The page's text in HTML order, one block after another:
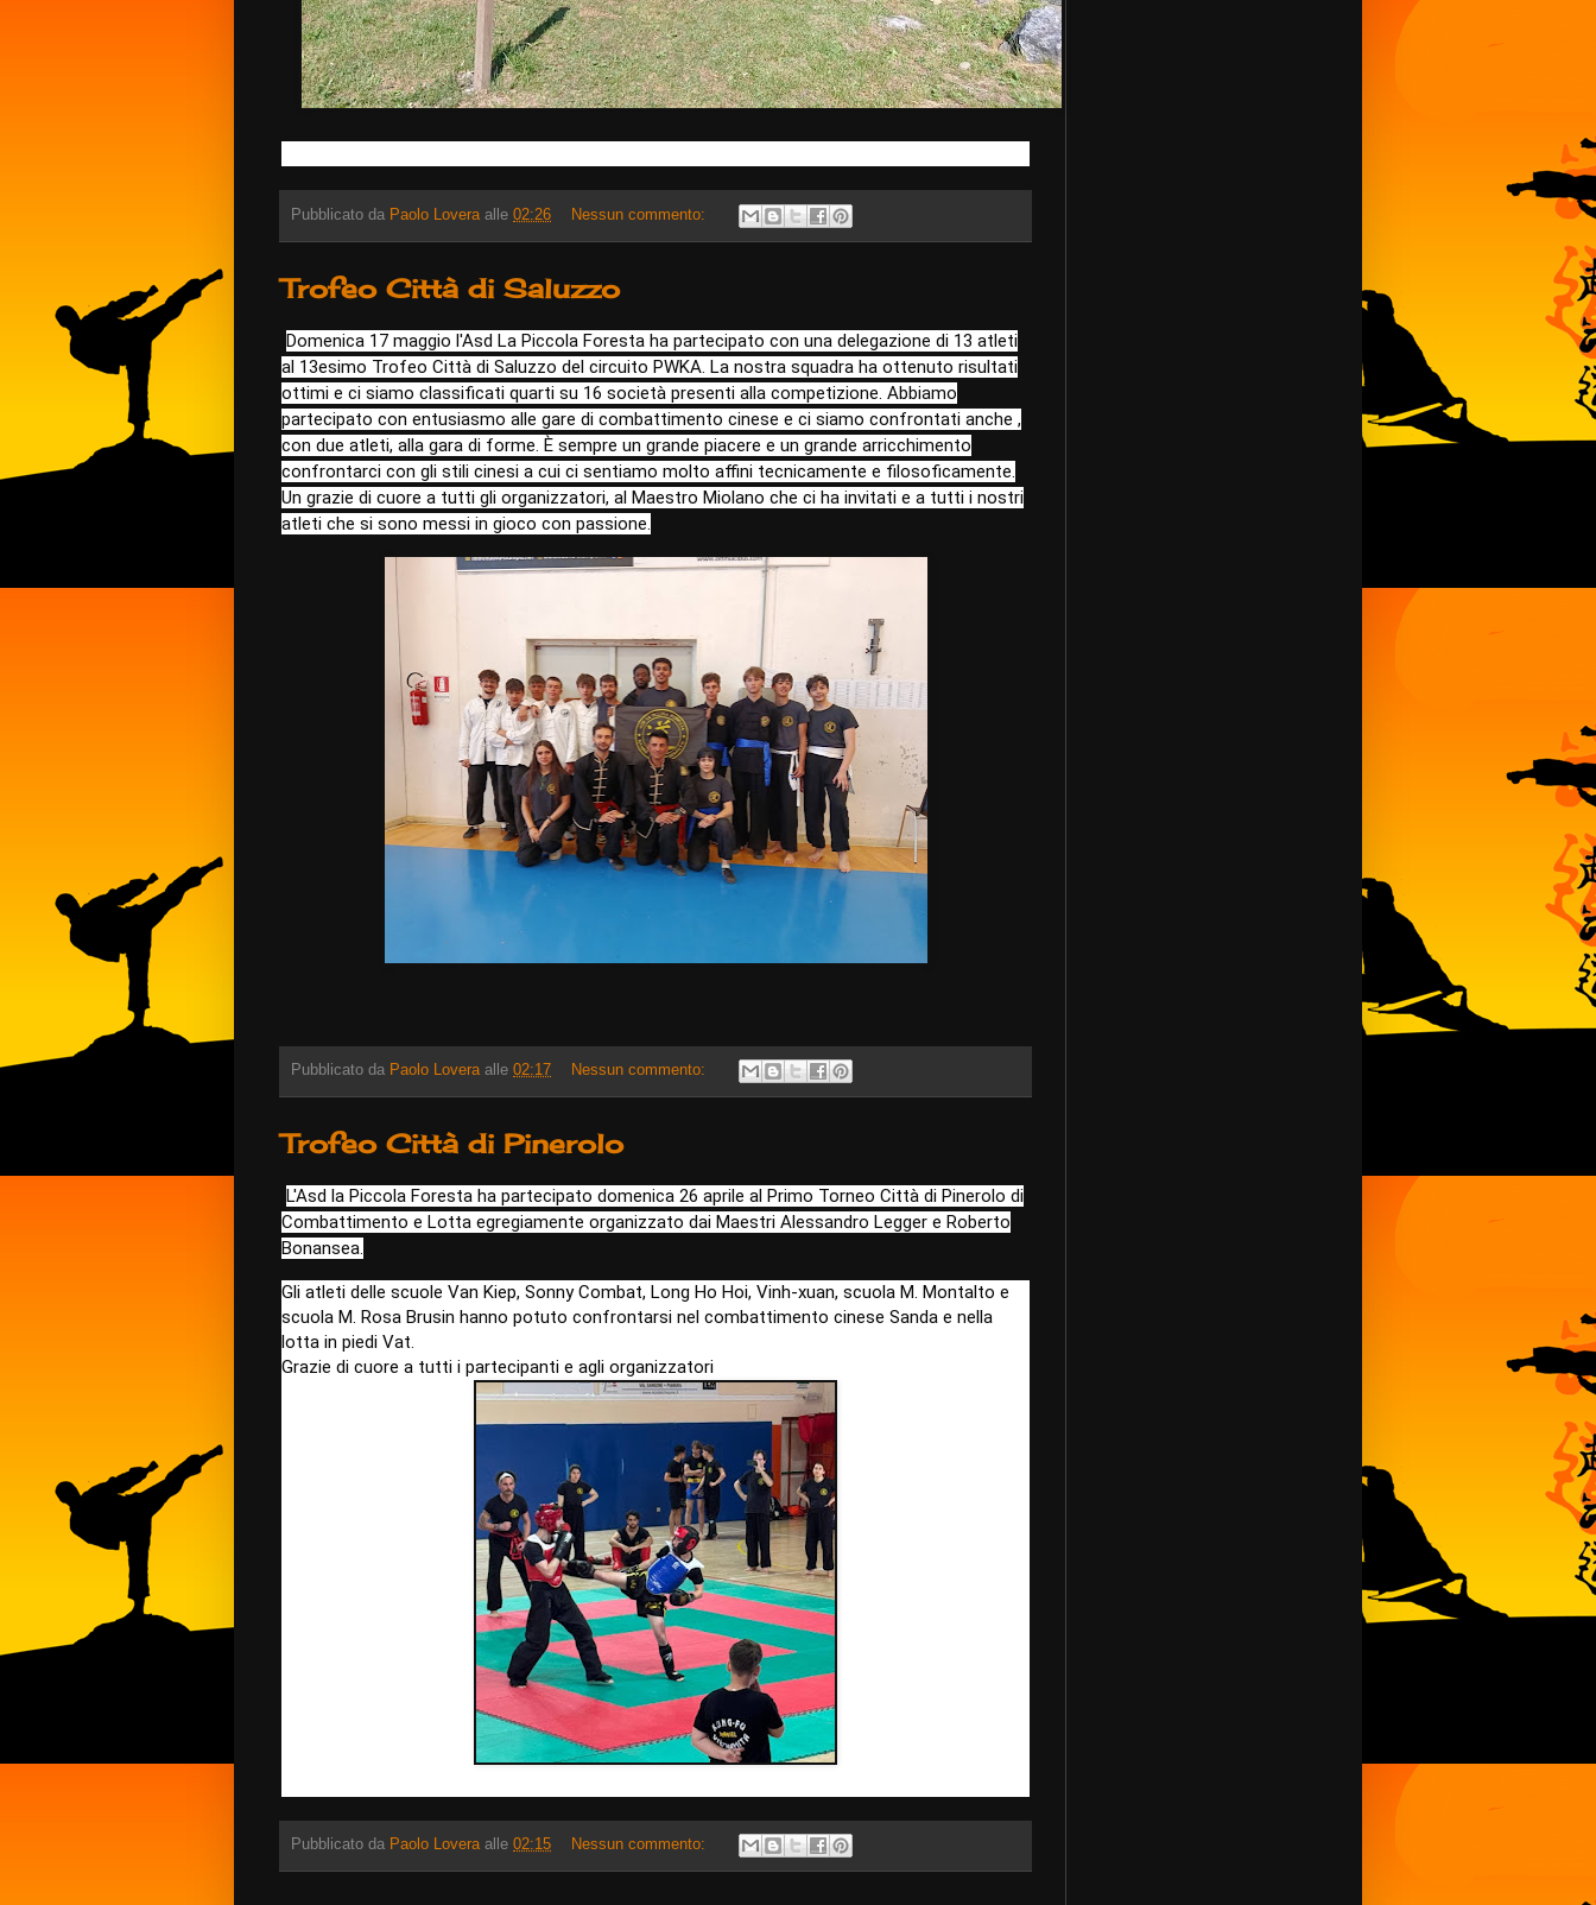
Pubblicato da Paolo Lovera alle 02:26 Nessun commento:
Trofeo Città di Saluzzo
Domenica 17 maggio l'Asd La Piccola Foresta ha partecipato con una delegazione di 13 atleti
al 13esimo Trofeo Città di Saluzzo del circuito PWKA. La nostra squadra ha ottenuto risultati
ottimi e ci siamo classificati quarti su 16 società presenti alla competizione. Abbiamo
partecipato con entusiasmo alle gare di combattimento cinese e ci siamo confrontati anche ,
con due atleti, alla gara di forme. È sempre un grande piacere e un grande arricchimento
confrontarci con gli stili cinesi a cui ci sentiamo molto affini tecnicamente e filosoficamente.
Un grazie di cuore a tutti gli organizzatori, al Maestro Miolano che ci ha invitati e a tutti i nostri
atleti che si sono messi in gioco con passione.
Pubblicato da Paolo Lovera alle 02:17 Nessun commento:
Trofeo Città di Pinerolo
L'Asd la Piccola Foresta ha partecipato domenica 26 aprile al Primo Torneo Città di Pinerolo di
Combattimento e Lotta egregiamente organizzato dai Maestri Alessandro Legger e Roberto
Bonansea.
Gli atleti delle scuole Van Kiep, Sonny Combat, Long Ho Hoi, Vinh-xuan, scuola M. Montalto e
scuola M. Rosa Brusin hanno potuto confrontarsi nel combattimento cinese Sanda e nella
lotta in piedi Vat.
Grazie di cuore a tutti i partecipanti e agli organizzatori
Pubblicato da Paolo Lovera alle 02:15 Nessun commento: